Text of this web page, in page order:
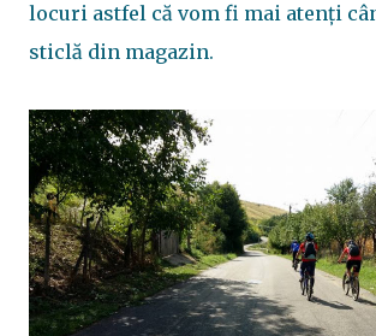
locuri astfel că vom fi mai atenți
sticlă din magazin.